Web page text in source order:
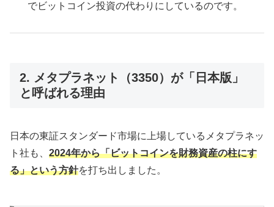
でビットコイン投資の代わりにしているのです。
2. メタプラネット（3350）が「日本版」
と呼ばれる理由
日本の東証スタンダード市場に上場しているメタプラネッ
ト社も、 2024年から「ビットコインを財務資産の柱にす
る」という方針を打ち出しました。